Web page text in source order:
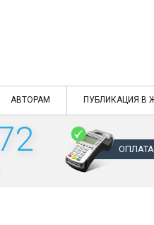
АВТОРАМ ПУБЛИКАЦИЯ В